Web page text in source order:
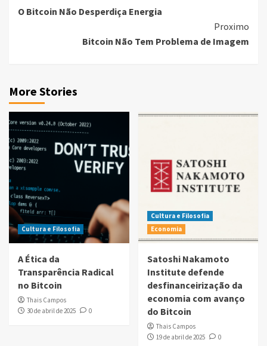
Reading
O Bitcoin Não Desperdiça Energia
Proximo
Bitcoin Não Tem Problema de Imagem
More Stories
Cultura e Filosofia
A Ética da
Transparência Radical
no Bitcoin
Thais Campos
30 de abril de 2025
0
Cultura e Filosofia
Economia
Satoshi Nakamoto
Institute defende
desfinanceirização da
economia com avanço
do Bitcoin
Thais Campos
19 de abril de 2025
0